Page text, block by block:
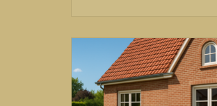
Hoekbank van steigerhout
Edine
TOEVOEGEN AAN